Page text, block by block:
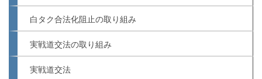
白タク合法化阻止の取り組み
実戦道交法の取り組み
実戦道交法